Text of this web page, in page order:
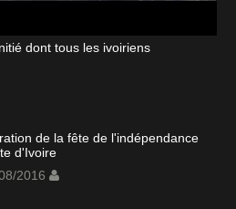
dont tous les ivoiriens
de la fête de l'indépendance
d'Ivoire
2016